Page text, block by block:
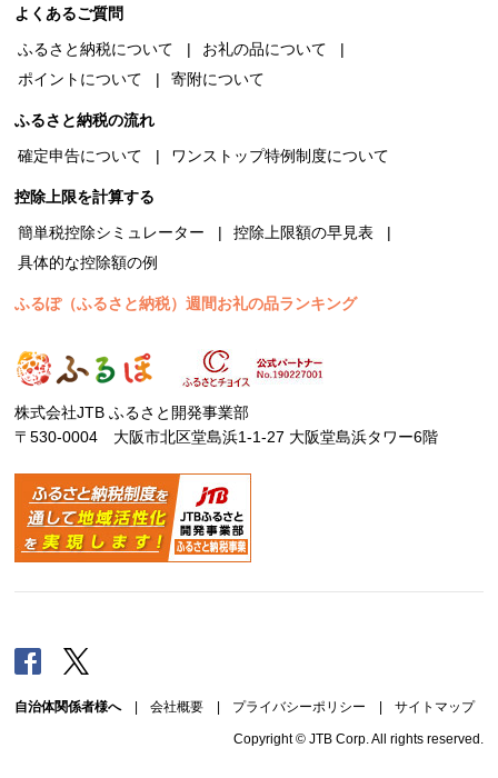
よくあるご質問
ふるさと納税について
お礼の品について
ポイントについて
寄附について
ふるさと納税の流れ
確定申告について
ワンストップ特例制度について
控除上限を計算する
簡単税控除シミュレーター
控除上限額の早見表
具体的な控除額の例
ふるぽ（ふるさと納税）週間お礼の品ランキング
株式会社JTB ふるさと開発事業部
〒530-0004 大阪市北区堂島浜1-1-27 大阪堂島浜タワー6階
Facebook
自治体関係者様へ| 会社概要 プライバシーポリシー サイトマップ
Copyright © JTB Corp. All rights reserved.